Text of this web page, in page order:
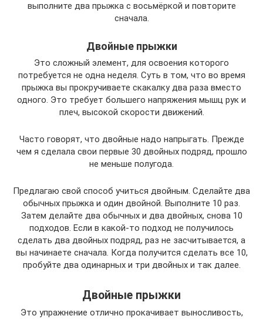
выполните два прыжка с восьмёркой и повторите
сначала.
Двойные прыжки
Это сложный элемент, для освоения которого
потребуется не одна неделя. Суть в том, что во время
прыжка вы прокручиваете скакалку два раза вместо
одного. Это требует большего напряжения мышц рук и
плеч, высокой скорости движений.
Часто говорят, что двойные надо напрыгать. Прежде
чем я сделала свои первые 30 двойных подряд, прошло
не меньше полугода.
Предлагаю свой способ учиться двойным. Сделайте два
обычных прыжка и один двойной. Выполните 10 раз.
Затем делайте два обычных и два двойных, снова 10
подходов. Если в какой-то подход не получилось
сделать два двойных подряд, раз не засчитывается, а
вы начинаете сначала. Когда получится сделать все 10,
пробуйте два одинарных и три двойных и так далее.
Двойные прыжки
Это упражнение отлично прокачивает выносливость,